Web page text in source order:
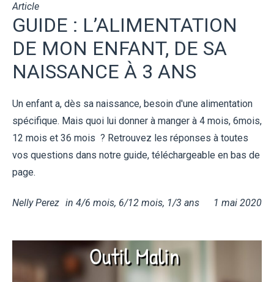
Article
GUIDE : L’ALIMENTATION
DE MON ENFANT, DE SA
NAISSANCE À 3 ANS
Un enfant a, dès sa naissance, besoin d'une alimentation
spécifique. Mais quoi lui donner à manger à 4 mois, 6mois,
12 mois et 36 mois ? Retrouvez les réponses à toutes
vos questions dans notre guide, téléchargeable en bas de
page.
1 mai 2020
Nelly Perez in 4/6 mois, 6/12 mois, 1/3 ans